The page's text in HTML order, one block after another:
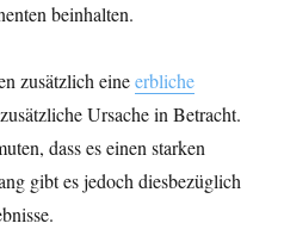
beinhalten.
zusätzlich eineerbliche
Ursache in Betracht.
dass es einen starken
gibt es jedoch diesbezüglich